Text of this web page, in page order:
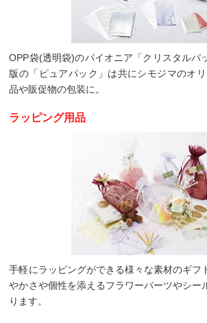
OPP袋(透明袋)のパイオニア「クリスタルパ
版の「ピュアパック」は共にシモジマのオ
品や販促物の包装に。
ラッピング用品
手軽にラッピングができる様々な素材のギフ
やかさや個性を添えるフラワーパーツやシー
ります。